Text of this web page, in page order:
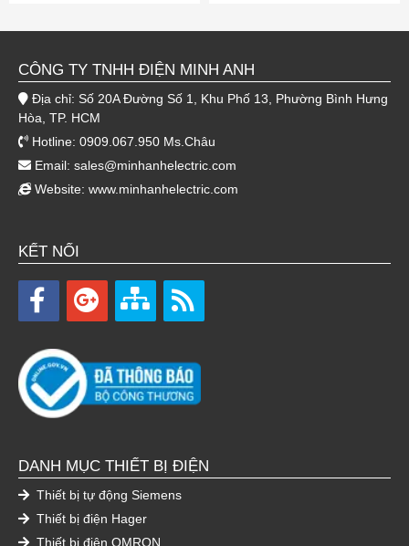
CÔNG TY TNHH ĐIỆN MINH ANH
Địa chỉ: Số 20A Đường Số 1, Khu Phố 13, Phường Bình Hưng
Hòa, TP. HCM
Hotline: 0909.067.950 Ms.Châu
Email: sales@minhanhelectric.com
Website: www.minhanhelectric.com
KẾT NỐI
DANH MỤC THIẾT BỊ ĐIỆN
Thiết bị tự động Siemens
Thiết bị điện Hager
Thiết bị điện OMRON